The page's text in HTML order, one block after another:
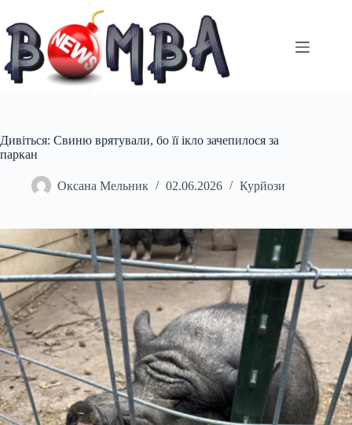
вмісту
Дивіться: Свиню врятували, бо її ікло зачепилося за
паркан
Оксана Мельник 02.06.2026 Курйози